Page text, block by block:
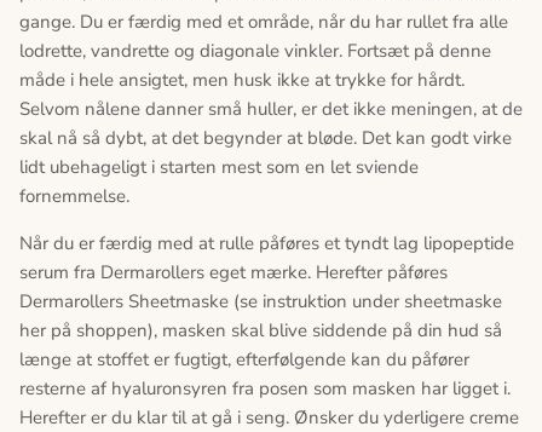
gange. Du er færdig med et område, når du har rullet fra alle
lodrette, vandrette og diagonale vinkler. Fortsæt på denne
måde i hele ansigtet, men husk ikke at trykke for hårdt.
Selvom nålene danner små huller, er det ikke meningen, at de
skal nå så dybt, at det begynder at bløde. Det kan godt virke
lidt ubehageligt i starten mest som en let sviende
fornemmelse.
Når du er færdig med at rulle påføres et tyndt lag lipopeptide
serum fra Dermarollers eget mærke. Herefter påføres
Dermarollers Sheetmaske (se instruktion under sheetmaske
her på shoppen), masken skal blive siddende på din hud så
længe at stoffet er fugtigt, efterfølgende kan du påfører
resterne af hyaluronsyren fra posen som masken har ligget i.
Herefter er du klar til at gå i seng. Ønsker du yderligere creme